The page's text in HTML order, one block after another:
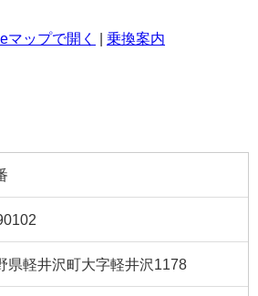
マップで開く 乗換案内
県軽井沢町大字軽井沢1178